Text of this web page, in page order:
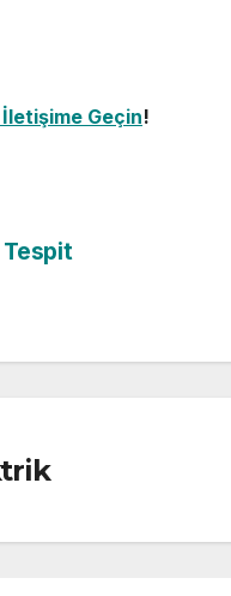
İletişime Geçin!
Tespit